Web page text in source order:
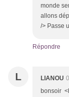
monde
allons
/> Passe
Répondre
L LIANOU
bonsoir